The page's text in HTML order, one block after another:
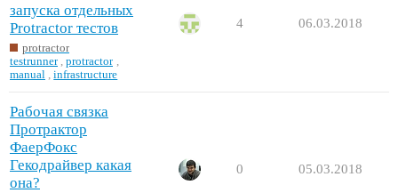
запуска отдельных
Protractor тестов
protractor
testrunner ,protractor
manual
,infrastructure
4 06.03.2018
Рабочая связка
Протрактор
ФаерФокс
Гекодрайвер какая
она?
0 05.03.2018